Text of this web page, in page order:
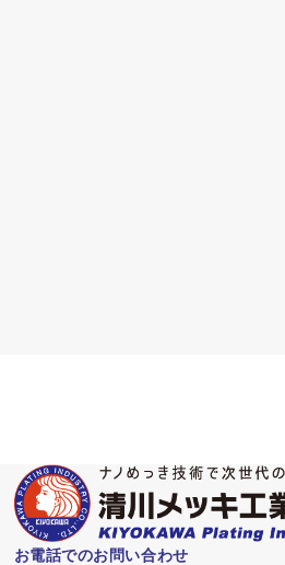
お電話でのお問い合わせ